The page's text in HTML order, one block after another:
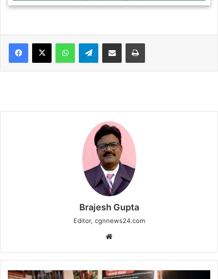
WhatsAppTelegramShare via Email Print
Brajesh Gupta
Editor, cgnnews24.com
छत्तीसगढ़